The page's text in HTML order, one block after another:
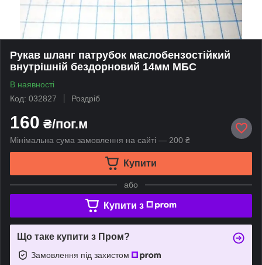
Рукав шланг патрубок маслобензостійкий
внутрішній бездорновий 14мм МБС
В наявності
Код: 032827
Роздріб
160 ₴/пог.м
Мінімальна сума замовлення на сайті — 200 ₴
Купити
або
Купити з
Що таке купити з Пром?
Замовлення під захистом